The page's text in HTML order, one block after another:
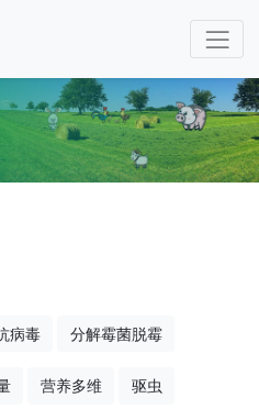
病毒 分解霉菌脱霉
营养多维 驱虫